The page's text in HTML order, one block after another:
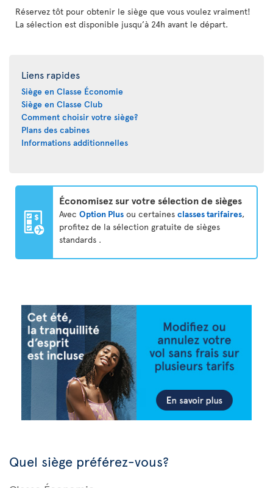
Réservez tôt pour obtenir le siège que vous voulez vraiment!
La sélection est disponible jusqu’à 24h avant le départ.
Liens rapides
Siège en Classe Économie
Siège en Classe Club
Comment choisir votre siège?
Plans des cabines
Informations additionnelles
Économisez sur votre sélection de sièges
Avec Option Plus ou certaines classes tarifaires,
profitez de la sélection gratuite de sièges
standards .
Quel siège préférez-vous?